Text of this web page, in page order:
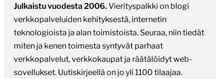
Julkaistu vuodesta 2006. Vierityspalkki on blogi
verkkopalveluiden kehityksestä, internetin
teknologioista ja alan toimistoista. Seuraa, niin tiedät
miten ja kenen toimesta syntyvät parhaat
verkkopalvelut, verkkokaupat ja räätälöidyt web-
sovellukset. Uutiskirjeellä on jo yli 1100 tilaajaa.